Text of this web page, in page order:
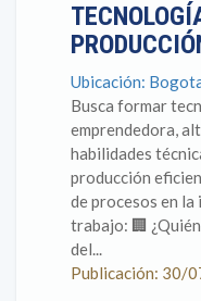
Ubicación:
Busca formar
emprendedora,
habilidades
producción
de procesos en
trabajo: 🏢
del...
Publicación: 30/